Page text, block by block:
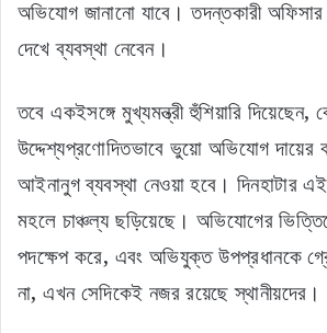
অভিযোগ জানানো যাবে। তদন্তকারী
দেখে ব্যবস্থা নেবেন।
তবে একইসঙ্গে মুখ্যমন্ত্রী হুঁশিয়ারি দিয়েছেন,
উদ্দেশ্যপ্রণোদিতভাবে ভুয়ো অভিযোগ দায়ের
আইনানুগ ব্যবস্থা নেওয়া হবে। দিনহাটার
মহলে চাঞ্চল্য ছড়িয়েছে। অভিযোগের
পদক্ষেপ করে, এবং অভিযুক্ত উপপ্রধানকে
না, এখন সেদিকেই নজর রয়েছে স্থানীয়দের।